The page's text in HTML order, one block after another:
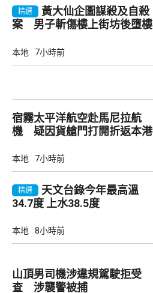
精選
黃大仙企圖謀殺及自殺
案 男子斬傷樓上街坊後墮樓
本地 7小時前
宿霧太平洋航空赴馬尼拉航
機 疑因貨艙門打開折返本港
本地 7小時前
精選
天文台錄今年最高溫
34.7度 上水38.5度
本地 8小時前
山頂男司機涉違規駕駛拒受
查 涉襲警被捕